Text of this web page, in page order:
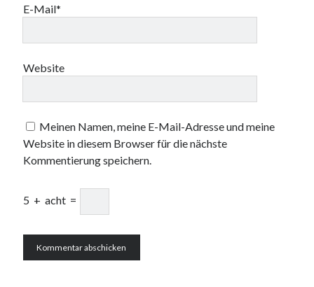
E-Mail*
Website
Meinen Namen, meine E-Mail-Adresse und meine
Website in diesem Browser für die nächste
Kommentierung speichern.
5 + acht =